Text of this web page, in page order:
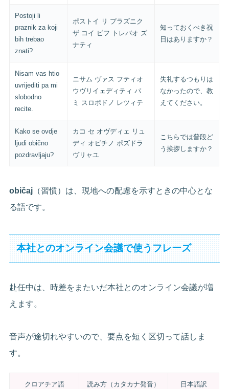
Postoji li
praznik za koji
bih trebao
znati?
ポストイ リ プラズニク
ザ コイ ビフ トレバオ ズ
ナティ
知っておくべき祝
日はありますか？
Nisam vas htio
uvrijediti pa mi
slobodno
recite.
ニサム ヴァス フティオ
ウヴリイェディティ パ
ミ スロボドノ レツィテ
失礼するつもりは
なかったので、教
えてください。
Kako se ovdje
ljudi obično
pozdravljaju?
カコ セ オヴディェ リュ
ディ オビチノ ポズドラ
ヴリャユ
こちらでは普段ど
う挨拶しますか？
običaj （習慣）は、現地への配慮を示すときの中心とな
る語です。
本社とのオンライン会議で使うフレーズ
赴任中は、時差をまたいだ本社とのオンライン会議が増
えます。
音声が途切れやすいので、要点を短く区切って話しま
す。
クロアチア語 読み方（カタカナ発音） 日本語訳